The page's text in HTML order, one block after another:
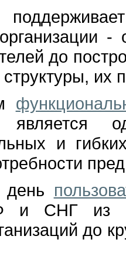
-
до
структуры,
является
и
и СНГ из
до